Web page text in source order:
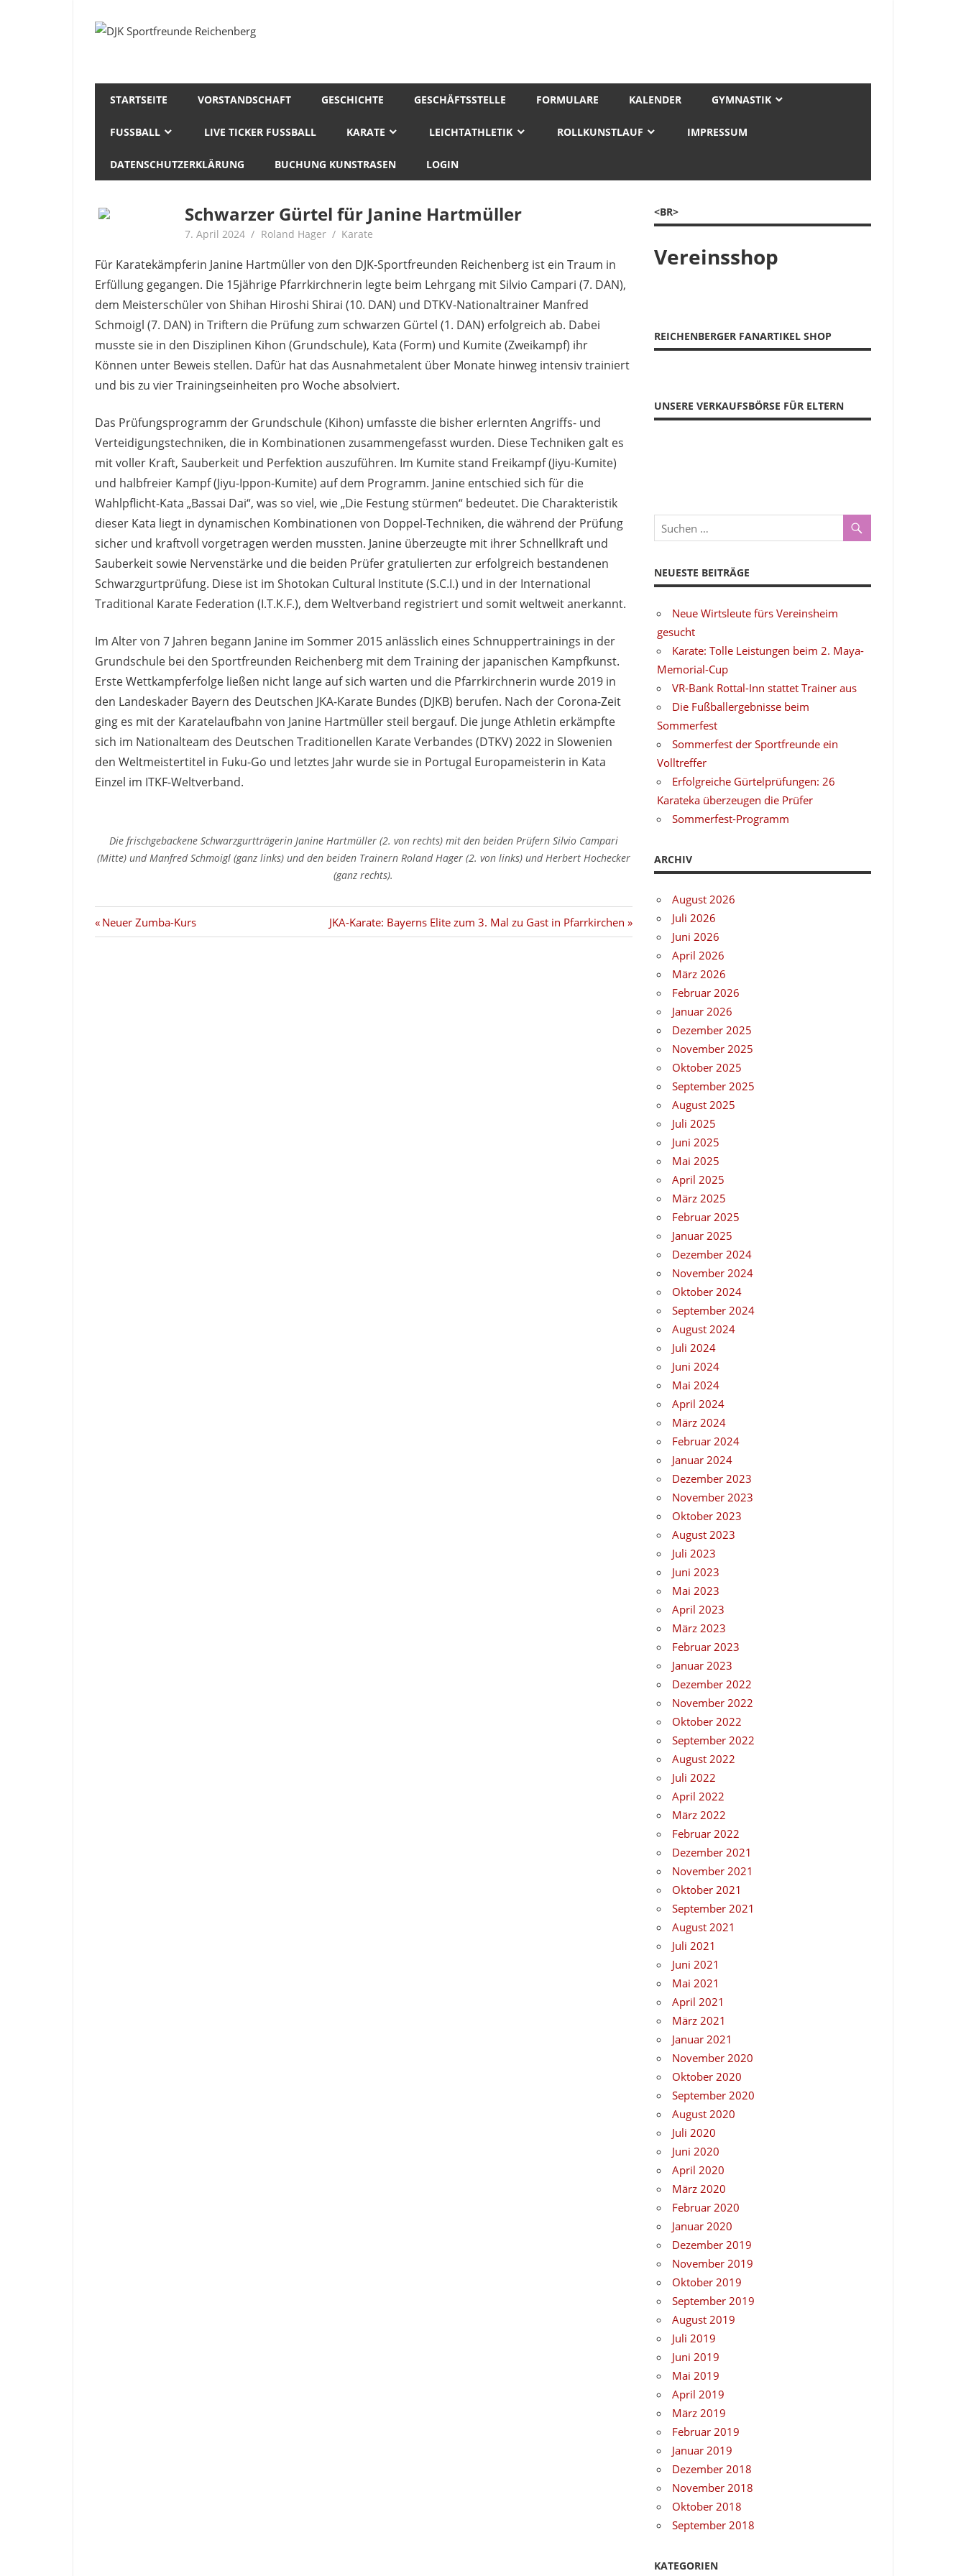
InhaltDJK
Reichenberg
Fußball
Leichtathletik
Radfahren
Ski
STARTSEITE VORSTANDSCHAFT GESCHICHTE GESCHÄFTSSTELLE FORMULARE KALENDER GYMNASTIK
FUSSBALL LIVE TICKER FUSSBALL KARATE LEICHTATHLETIK ROLLKUNSTLAUF IMPRESSUM
DATENSCHUTZERKLÄRUNG BUCHUNG KUNSTRASEN LOGIN
Schwarzer Gürtel für Janine Hartmüller
7. April 2024 Roland Hager Karate
Für Karatekämpferin Janine Hartmüller von den DJK-Sportfreunden Reichenberg ist ein Traum in
Erfüllung gegangen. Die 15jährige Pfarrkirchnerin legte beim Lehrgang mit Silvio Campari (7. DAN),
dem Meisterschüler von Shihan Hiroshi Shirai (10. DAN) und DTKV-Nationaltrainer Manfred
Schmoigl (7. DAN) in Triftern die Prüfung zum schwarzen Gürtel (1. DAN) erfolgreich ab. Dabei
musste sie in den Disziplinen Kihon (Grundschule), Kata (Form) und Kumite (Zweikampf) ihr
Können unter Beweis stellen. Dafür hat das Ausnahmetalent über Monate hinweg intensiv trainiert
und bis zu vier Trainingseinheiten pro Woche absolviert.
Das Prüfungsprogramm der Grundschule (Kihon) umfasste die bisher erlernten Angriffs- und
Verteidigungstechniken, die in Kombinationen zusammengefasst wurden. Diese Techniken galt es
mit voller Kraft, Sauberkeit und Perfektion auszuführen. Im Kumite stand Freikampf (Jiyu-Kumite)
und halbfreier Kampf (Jiyu-Ippon-Kumite) auf dem Programm. Janine entschied sich für die
Wahlpflicht-Kata „Bassai Dai“, was so viel, wie „Die Festung stürmen“ bedeutet. Die Charakteristik
dieser Kata liegt in dynamischen Kombinationen von Doppel-Techniken, die während der Prüfung
sicher und kraftvoll vorgetragen werden mussten. Janine überzeugte mit ihrer Schnellkraft und
Sauberkeit sowie Nervenstärke und die beiden Prüfer gratulierten zur erfolgreich bestandenen
Schwarzgurtprüfung. Diese ist im Shotokan Cultural Institute (S.C.I.) und in der International
Traditional Karate Federation (I.T.K.F.), dem Weltverband registriert und somit weltweit anerkannt.
Im Alter von 7 Jahren begann Janine im Sommer 2015 anlässlich eines Schnuppertrainings in der
Grundschule bei den Sportfreunden Reichenberg mit dem Training der japanischen Kampfkunst.
Erste Wettkampferfolge ließen nicht lange auf sich warten und die Pfarrkirchnerin wurde 2019 in
den Landeskader Bayern des Deutschen JKA-Karate Bundes (DJKB) berufen. Nach der Corona-Zeit
ging es mit der Karatelaufbahn von Janine Hartmüller steil bergauf. Die junge Athletin erkämpfte
sich im Nationalteam des Deutschen Traditionellen Karate Verbandes (DTKV) 2022 in Slowenien
den Weltmeistertitel in Fuku-Go und letztes Jahr wurde sie in Portugal Europameisterin in Kata
Einzel im ITKF-Weltverband.
Die frischgebackene Schwarzgurtträgerin Janine Hartmüller (2. von rechts) mit den beiden Prüfern Silvio Campari
(Mitte) und Manfred Schmoigl (ganz links) und den beiden Trainern Roland Hager (2. von links) und Herbert Hochecker
(ganz rechts).
Beitragsnavigation
Vorheriger
Beitrag:
Neuer Zumba-Kurs
Nächster
Beitrag:
JKA-Karate: Bayerns Elite zum 3. Mal zu Gast in Pfarrkirchen
<BR>
Vereinsshop
REICHENBERGER FANARTIKEL SHOP
UNSERE VERKAUFSBÖRSE FÜR ELTERN
NEUESTE BEITRÄGE
Neue Wirtsleute fürs Vereinsheim
gesucht
Karate: Tolle Leistungen beim 2. Maya-
Memorial-Cup
VR-Bank Rottal-Inn stattet Trainer aus
Die Fußballergebnisse beim
Sommerfest
Sommerfest der Sportfreunde ein
Volltreffer
Erfolgreiche Gürtelprüfungen: 26
Karateka überzeugen die Prüfer
Sommerfest-Programm
ARCHIV
August 2026
Juli 2026
Juni 2026
April 2026
März 2026
Februar 2026
Januar 2026
Dezember 2025
November 2025
Oktober 2025
September 2025
August 2025
Juli 2025
Juni 2025
Mai 2025
April 2025
März 2025
Februar 2025
Januar 2025
Dezember 2024
November 2024
Oktober 2024
September 2024
August 2024
Juli 2024
Juni 2024
Mai 2024
April 2024
März 2024
Februar 2024
Januar 2024
Dezember 2023
November 2023
Oktober 2023
August 2023
Juli 2023
Juni 2023
Mai 2023
April 2023
März 2023
Februar 2023
Januar 2023
Dezember 2022
November 2022
Oktober 2022
September 2022
August 2022
Juli 2022
April 2022
März 2022
Februar 2022
Dezember 2021
November 2021
Oktober 2021
September 2021
August 2021
Juli 2021
Juni 2021
Mai 2021
April 2021
März 2021
Januar 2021
November 2020
Oktober 2020
September 2020
August 2020
Juli 2020
Juni 2020
April 2020
März 2020
Februar 2020
Januar 2020
Dezember 2019
November 2019
Oktober 2019
September 2019
August 2019
Juli 2019
Juni 2019
Mai 2019
April 2019
März 2019
Februar 2019
Januar 2019
Dezember 2018
November 2018
Oktober 2018
September 2018
KATEGORIEN